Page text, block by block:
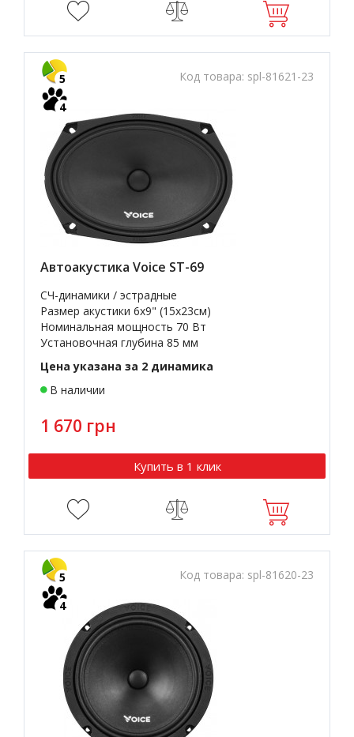
Код товара: spl-81621-23
5
4
Автоакустика Voice ST-69
СЧ-динамики / эстрадные
Размер акустики 6x9" (15х23см)
Номинальная мощность 70 Вт
Установочная глубина 85 мм
Цена указана за 2 динамика
В наличии
1 670 грн
Купить в 1 клик
Код товара: spl-81620-23
5
4